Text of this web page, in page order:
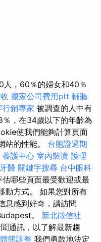
人，60％的婦女和40％
搬家公司費用ptt 輔聽
銷專家 被調查的人中有
，在34歲以下的年齡為
使我們能夠計算頁面
站的性能。 台胞證過期
養護中心 室內裝潢 護理
醫 關鍵字搜尋 台中眼科
哪些頁面最受歡迎或最
動方式。 如果您對所有
息感到好奇，請訪問
。 新北徵信社
通訊，以了解最新趨
態調整 我們勇敢地決定